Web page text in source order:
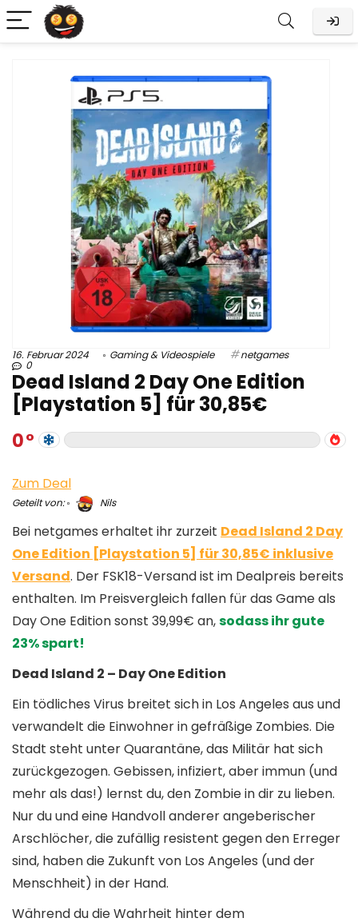
16. Februar 2024 Gaming & Videospiele netgames
0
Dead Island 2 Day One Edition
[Playstation 5] für 30,85€
0
Zum Deal
Geteilt von: Nils
Bei netgames erhaltet ihr zurzeit Dead Island 2 Day
One Edition [Playstation 5] für 30,85€ inklusive
Versand. Der FSK18-Versand ist im Dealpreis bereits
enthalten. Im Preisvergleich fallen für das Game als
Day One Edition sonst 39,99€ an,sodass ihr gute
23% spart!
Dead Island 2 – Day One Edition
Ein tödliches Virus breitet sich in Los Angeles aus und
verwandelt die Einwohner in gefräßige Zombies. Die
Stadt steht unter Quarantäne, das Militär hat sich
zurückgezogen. Gebissen, infiziert, aber immun (und
mehr als das!) lernst du, den Zombie in dir zu lieben.
Nur du und eine Handvoll anderer angeberischer
Arschlöcher, die zufällig resistent gegen den Erreger
sind, haben die Zukunft von Los Angeles (und der
Menschheit) in der Hand.
Während du die Wahrheit hinter dem